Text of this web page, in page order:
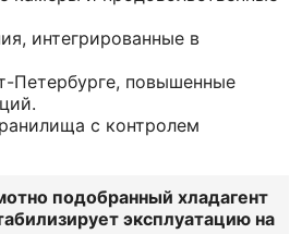
интегрированные в
Петербурге, повышенные
с контролем
подобранный хладагент
эксплуатацию на